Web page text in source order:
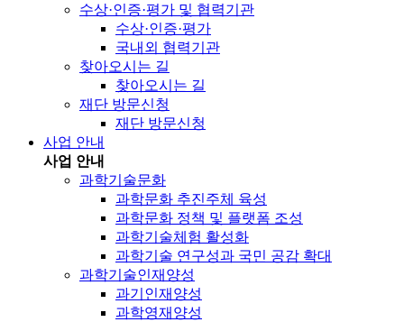
수상·인증·평가 및 협력기관
수상·인증·평가
국내외 협력기관
찾아오시는 길
찾아오시는 길
재단 방문신청
재단 방문신청
사업 안내
사업 안내
과학기술문화
과학문화 추진주체 육성
과학문화 정책 및 플랫폼 조성
과학기술체험 활성화
과학기술 연구성과 국민 공감 확대
과학기술인재양성
과기인재양성
과학영재양성